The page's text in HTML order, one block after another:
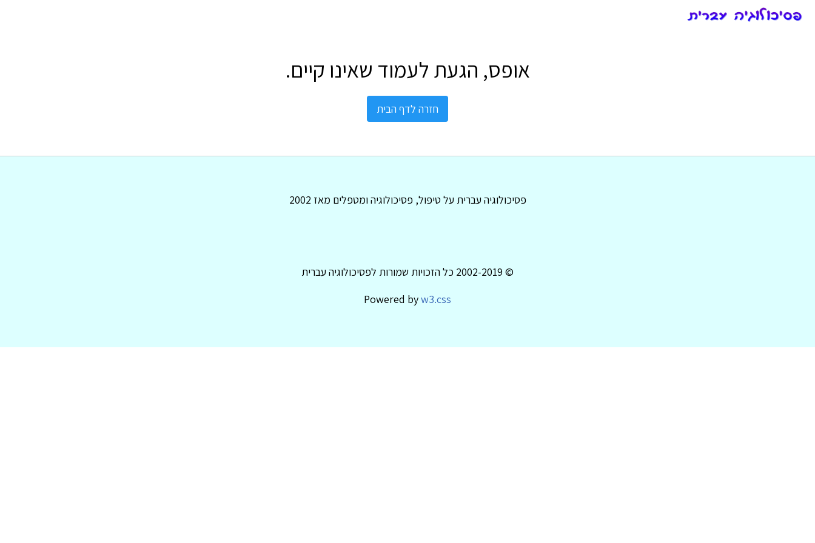
אופס, הגעת לעמוד שאינו קיים.
חזרה לדף הבית
פסיכולוגיה עברית על טיפול, פסיכולוגיה ומטפלים מאז 2002
© 2002-2019 כל הזכויות שמורות לפסיכולוגיה עברית
Powered byw3.css